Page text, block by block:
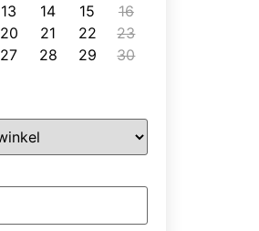
13 14 15
16
20 21 22
23
27 28 29
30